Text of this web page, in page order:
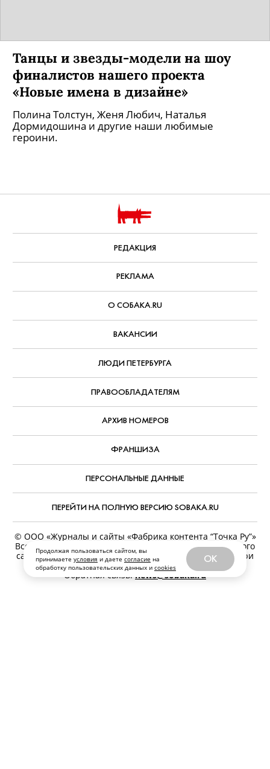
Продолжая пользоваться сайтом, вы
принимаете условия и даете согласие на
обработку пользовательских данных и cookies
OK
Танцы и звезды-модели на шоу
финалистов нашего проекта
«Новые имена в дизайне»
Полина Толстун, Женя Любич, Наталья
Дормидошина и другие наши любимые
героини.
РЕДАКЦИЯ
РЕКЛАМА
О СОБАКА.RU
ВАКАНСИИ
ЛЮДИ ПЕТЕРБУРГА
ПРАВООБЛАДАТЕЛЯМ
АРХИВ НОМЕРОВ
ФРАНШИЗА
ПЕРСОНАЛЬНЫЕ ДАННЫЕ
ПЕРЕЙТИ НА ПОЛНУЮ ВЕРСИЮ SOBAKA.RU
© ООО «Журналы и сайты «Фабрика контента “Точка Ру”»
Все права защищены. Перепечатка материалов данного
сайта возможна только с письменного разрешения. При
цитировании ссылка на www.sobaka.ru обязательна.
Обратная связь:news@sobaka.ru